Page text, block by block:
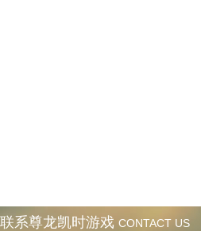
联系尊龙凯时游戏 CONTACT US